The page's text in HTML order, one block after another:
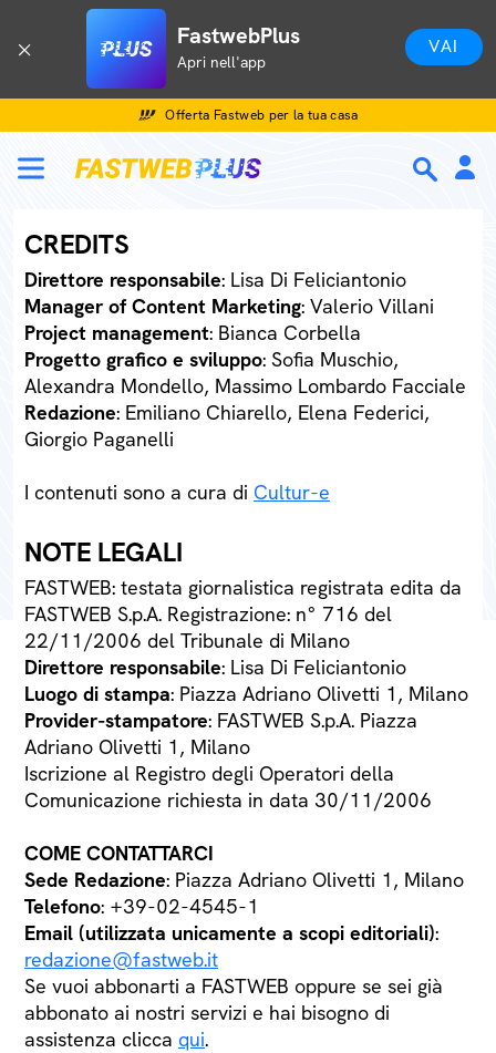
FastwebPlus
Apri nell'app
VAI
Offerta Fastweb per la tua casa
CREDITS
Direttore responsabile: Lisa Di Feliciantonio
Manager of Content Marketing: Valerio Villani
Project management: Bianca Corbella
Progetto grafico e sviluppo: Sofia Muschio,
Alexandra Mondello, Massimo Lombardo Facciale
Redazione: Emiliano Chiarello, Elena Federici,
Giorgio Paganelli
I contenuti sono a cura di Cultur-e
NOTE LEGALI
FASTWEB: testata giornalistica registrata edita da
FASTWEB S.p.A. Registrazione: n° 716 del
22/11/2006 del Tribunale di Milano
Direttore responsabile: Lisa Di Feliciantonio
Luogo di stampa: Piazza Adriano Olivetti 1, Milano
Provider-stampatore: FASTWEB S.p.A. Piazza
Adriano Olivetti 1, Milano
Iscrizione al Registro degli Operatori della
Comunicazione richiesta in data 30/11/2006
COME CONTATTARCI
Sede Redazione: Piazza Adriano Olivetti 1, Milano
Telefono: +39-02-4545-1
Email (utilizzata unicamente a scopi editoriali):
redazione@fastweb.it
Se vuoi abbonarti a FASTWEB oppure se sei già
abbonato ai nostri servizi e hai bisogno di
assistenza clicca qui.